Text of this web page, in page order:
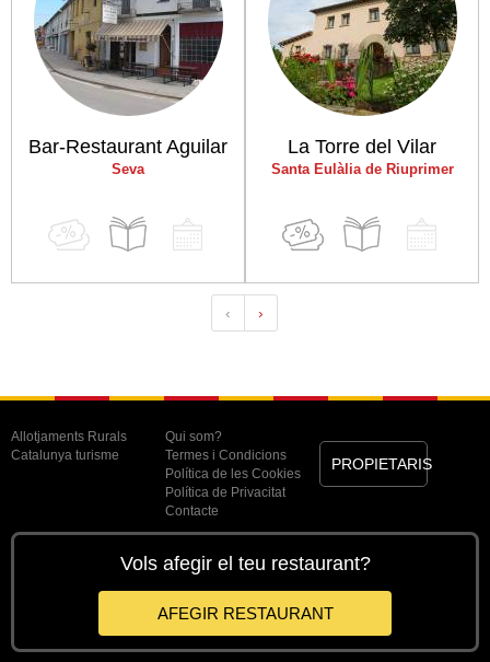
Bar-Restaurant Aguilar
Seva
La Torre del Vilar
Santa Eulàlia de Riuprimer
‹ ›
Allotjaments Rurals
Catalunya turisme
Qui som?
Termes i Condicions
Política de les Cookies
Política de Privacitat
Contacte
PROPIETARIS
Vols afegir el teu restaurant?
AFEGIR RESTAURANT